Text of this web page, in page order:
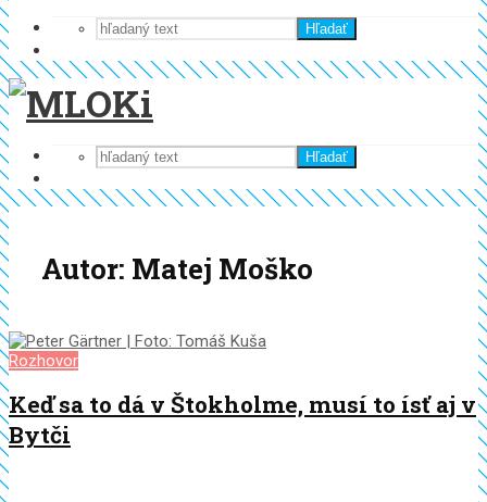
Hľadať
Hľadať
Autor: Matej Moško
Rozhovor
Keď sa to dá v Štokholme, musí to ísť aj v
Bytči